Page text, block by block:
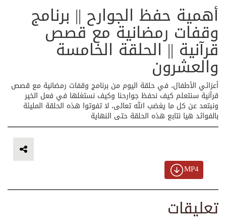
أهمية حفظ الجوارح || برنامج
وقفات رمضانية مع قصص
قرآنية || الحلقة الخامسة
والعشرون
أعزائي الأطفال، في حلقة اليوم من برنامج وقفات رمضانية مع قصص
قرآنية سنتعلم كيف نحفظ جوارحنا وكيف نستغلها في فعل الخير
ونبتعد عن كل ما يغضب الله تعالى، لا تفوتوا هذه الحلقة المليئة
بالفوائد هيا نتابع هذه الحلقة حتى النهاية
MP4
تعليقات